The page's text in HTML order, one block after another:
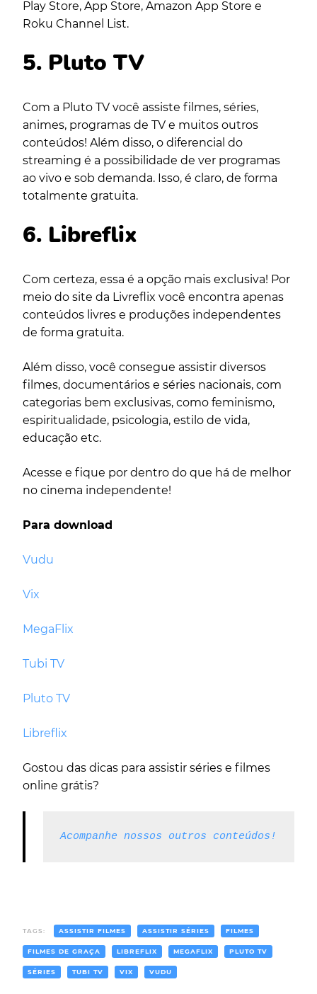
Play Store, App Store, Amazon App Store e
Roku Channel List.
5. Pluto TV
Com a Pluto TV você assiste filmes, séries,
animes, programas de TV e muitos outros
conteúdos! Além disso, o diferencial do
streaming é a possibilidade de ver programas
ao vivo e sob demanda. Isso, é claro, de forma
totalmente gratuita.
6. Libreflix
Com certeza, essa é a opção mais exclusiva! Por
meio do site da Livreflix você encontra apenas
conteúdos livres e produções independentes
de forma gratuita.
Além disso, você consegue assistir diversos
filmes, documentários e séries nacionais, com
categorias bem exclusivas, como feminismo,
espiritualidade, psicologia, estilo de vida,
educação etc.
Acesse e fique por dentro do que há de melhor
no cinema independente!
Para download
Vudu
Vix
MegaFlix
Tubi TV
Pluto TV
Libreflix
Gostou das dicas para assistir séries e filmes
online grátis?
Acompanhe nossos outros conteúdos!
TAGS: ASSISTIR FILMES ASSISTIR SÉRIES FILMES
FILMES DE GRAÇA LIBREFLIX MEGAFLIX PLUTO TV
SÉRIES TUBI TV VIX VUDU